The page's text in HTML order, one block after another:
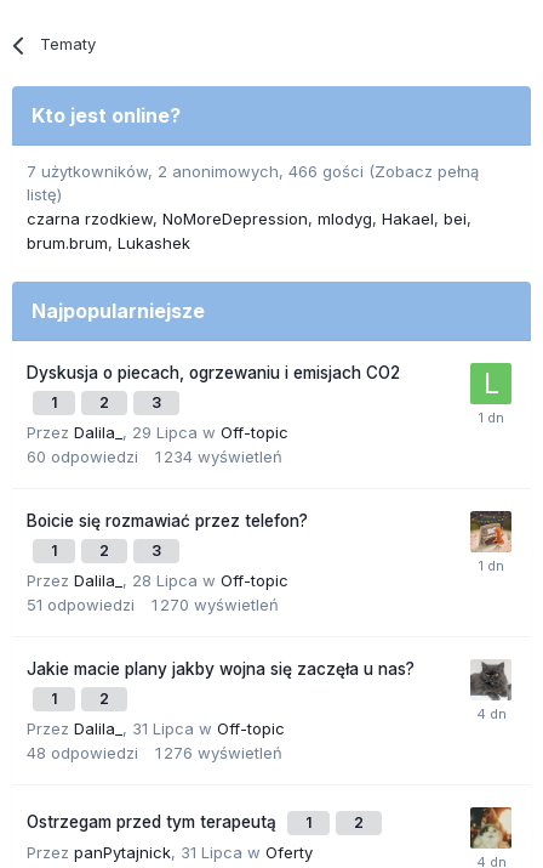
Tematy
Kto jest online?
7 użytkowników, 2 anonimowych, 466 gości (Zobacz pełną
listę)
czarna rzodkiew NoMoreDepression mlodyg Hakael bei
brum.brum Lukashek
Najpopularniejsze
Dyskusja o piecach, ogrzewaniu i emisjach CO2
1 2 3
Przez Dalila_ , 29 Lipca w Off-topic
60 odpowiedzi 1 234 wyświetleń
Boicie się rozmawiać przez telefon?
1 2 3
Przez Dalila_ , 28 Lipca w Off-topic
51 odpowiedzi 1 270 wyświetleń
Jakie macie plany jakby wojna się zaczęła u nas?
1 2
Przez Dalila_ , 31 Lipca w Off-topic
48 odpowiedzi 1 276 wyświetleń
Ostrzegam przed tym terapeutą 1 2
Przez panPytajnick, 31 Lipca w Oferty